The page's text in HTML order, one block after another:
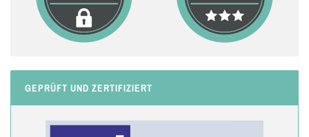
GEPRÜFT UND ZERTIFIZIERT